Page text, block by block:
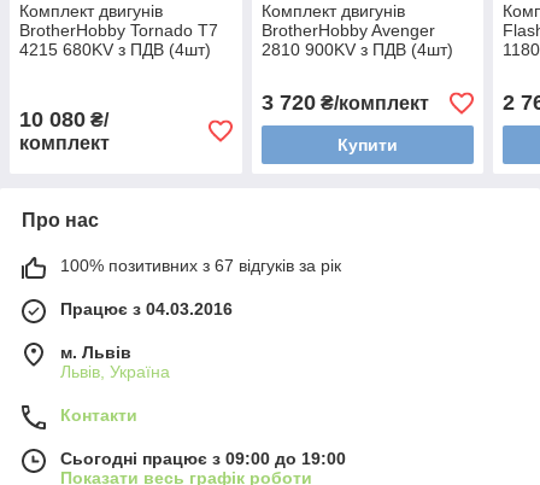
Комплект двигунів
BrotherHobby Tornado T7
4215 680KV з ПДВ (4шт)
10 080 ₴/
комплект
Комплект двигунів
BrotherHobby Avenger
2810 900KV з ПДВ (4шт)
3 720₴/комплект
Купити
2
Про нас
100% позитивних з 67 відгуків за рік
Працює з 04.03.2016
м. Львів
Львів, Україна
Контакти
Сьогодні працює з 09:00 до 19:00
Показати весь графік роботи